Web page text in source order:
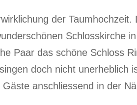
der Taumhochzeit.
Schlosskirche
Paar das schöne Schloss
doch nicht unerheblich
anschliessend in der